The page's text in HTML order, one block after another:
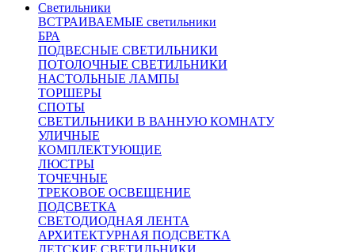
Светильники
ВСТРАИВАЕМЫЕ светильники
БРА
ПОДВЕСНЫЕ СВЕТИЛЬНИКИ
ПОТОЛОЧНЫЕ СВЕТИЛЬНИКИ
НАСТОЛЬНЫЕ ЛАМПЫ
ТОРШЕРЫ
СПОТЫ
СВЕТИЛЬНИКИ В ВАННУЮ КОМНАТУ
УЛИЧНЫЕ
КОМПЛЕКТУЮЩИЕ
ЛЮСТРЫ
ТОЧЕЧНЫЕ
ТРЕКОВОЕ ОСВЕЩЕНИЕ
ПОДСВЕТКА
СВЕТОДИОДНАЯ ЛЕНТА
АРХИТЕКТУРНАЯ ПОДСВЕТКА
ДЕТСКИЕ СВЕТИЛЬНИКИ